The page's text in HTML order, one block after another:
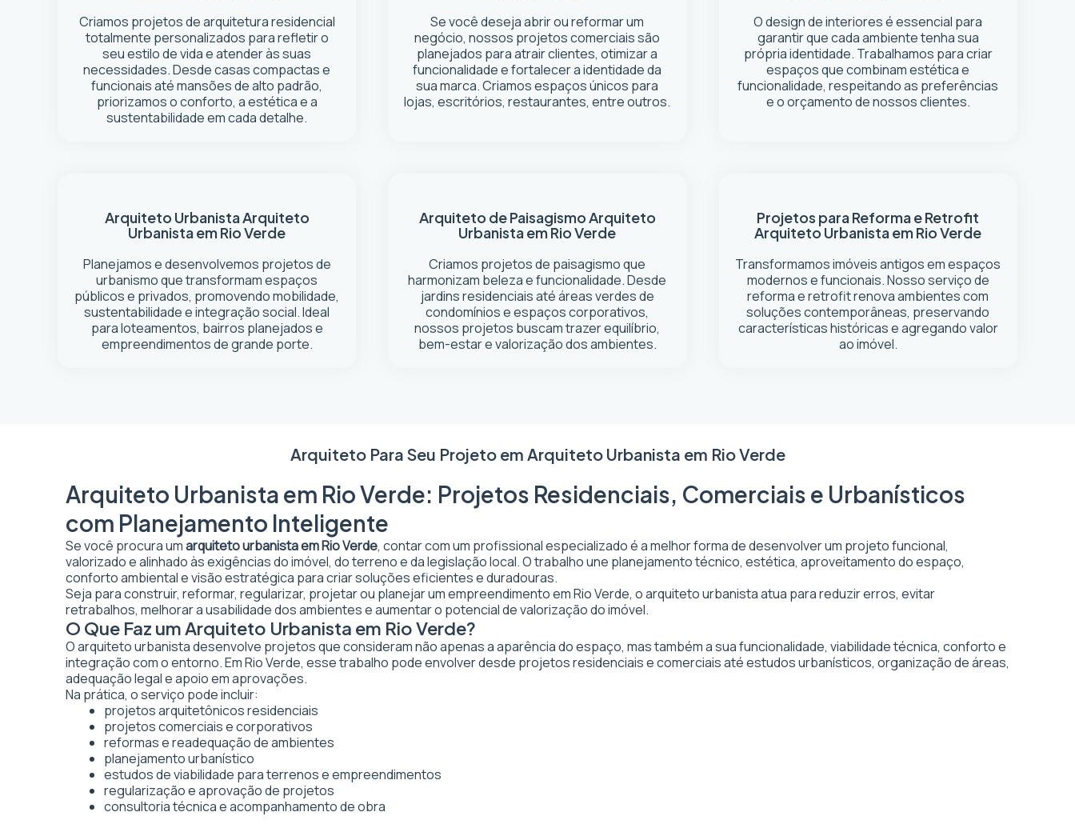
Criamos projetos de arquitetura residencial
totalmente personalizados para refletir o
seu estilo de vida e atender às suas
necessidades. Desde casas compactas e
funcionais até mansões de alto padrão,
priorizamos o conforto, a estética e a
sustentabilidade em cada detalhe.
Se você deseja abrir ou reformar um
negócio, nossos projetos comerciais são
planejados para atrair clientes, otimizar a
funcionalidade e fortalecer a identidade da
sua marca. Criamos espaços únicos para
lojas, escritórios, restaurantes, entre outros.
O design de interiores é essencial para
garantir que cada ambiente tenha sua
própria identidade. Trabalhamos para criar
espaços que combinam estética e
funcionalidade, respeitando as preferências
e o orçamento de nossos clientes.
Arquiteto UrbanistaArquiteto
Urbanista em Rio Verde
Planejamos e desenvolvemos projetos de
urbanismo que transformam espaços
públicos e privados, promovendo mobilidade,
sustentabilidade e integração social. Ideal
para loteamentos, bairros planejados e
empreendimentos de grande porte.
Arquiteto de PaisagismoArquiteto
Urbanista em Rio Verde
Criamos projetos de paisagismo que
harmonizam beleza e funcionalidade. Desde
jardins residenciais até áreas verdes de
condomínios e espaços corporativos,
nossos projetos buscam trazer equilíbrio,
bem-estar e valorização dos ambientes.
Projetos para Reforma e Retrofit
Arquiteto Urbanista em Rio Verde
Transformamos imóveis antigos em espaços
modernos e funcionais. Nosso serviço de
reforma e retrofit renova ambientes com
soluções contemporâneas, preservando
características históricas e agregando valor
ao imóvel.
Arquiteto Para Seu Projeto em Arquiteto Urbanista em Rio Verde
Arquiteto Urbanista em Rio Verde: Projetos Residenciais, Comerciais e Urbanísticos
com Planejamento Inteligente
Se você procura umarquiteto urbanista em Rio Verde, contar com um profissional especializado é a melhor forma de desenvolver um projeto funcional,
valorizado e alinhado às exigências do imóvel, do terreno e da legislação local. O trabalho une planejamento técnico, estética, aproveitamento do espaço,
conforto ambiental e visão estratégica para criar soluções eficientes e duradouras.
Seja para construir, reformar, regularizar, projetar ou planejar um empreendimento em Rio Verde, o arquiteto urbanista atua para reduzir erros, evitar
retrabalhos, melhorar a usabilidade dos ambientes e aumentar o potencial de valorização do imóvel.
O Que Faz um Arquiteto Urbanista em Rio Verde?
O arquiteto urbanista desenvolve projetos que consideram não apenas a aparência do espaço, mas também a sua funcionalidade, viabilidade técnica, conforto e
integração com o entorno. Em Rio Verde, esse trabalho pode envolver desde projetos residenciais e comerciais até estudos urbanísticos, organização de áreas,
adequação legal e apoio em aprovações.
Na prática, o serviço pode incluir:
projetos arquitetônicos residenciais
projetos comerciais e corporativos
reformas e readequação de ambientes
planejamento urbanístico
estudos de viabilidade para terrenos e empreendimentos
regularização e aprovação de projetos
consultoria técnica e acompanhamento de obra